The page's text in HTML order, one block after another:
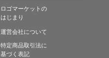
ロゴマーケットの
はじまり
運営会社について
特定商品取引法に
基づく表記